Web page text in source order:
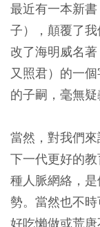
最近有一本新
子），顛覆了
改了海明威名
又照君）的一
的子嗣，毫無
當然，對我們
下一代更好的
種人脈網絡，
勢。當然也不時
好吃懶做或荒唐